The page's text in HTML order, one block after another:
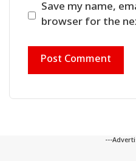
Save my name,
browser for the
---